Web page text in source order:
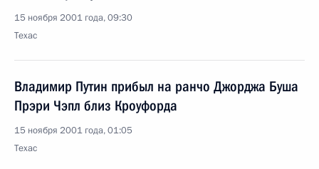
15 ноября 2001 года, 09:30
Техас
Владимир Путин прибыл на ранчо Джорджа Буша
Прэри Чэпл близ Кроуфорда
15 ноября 2001 года, 01:05
Техас